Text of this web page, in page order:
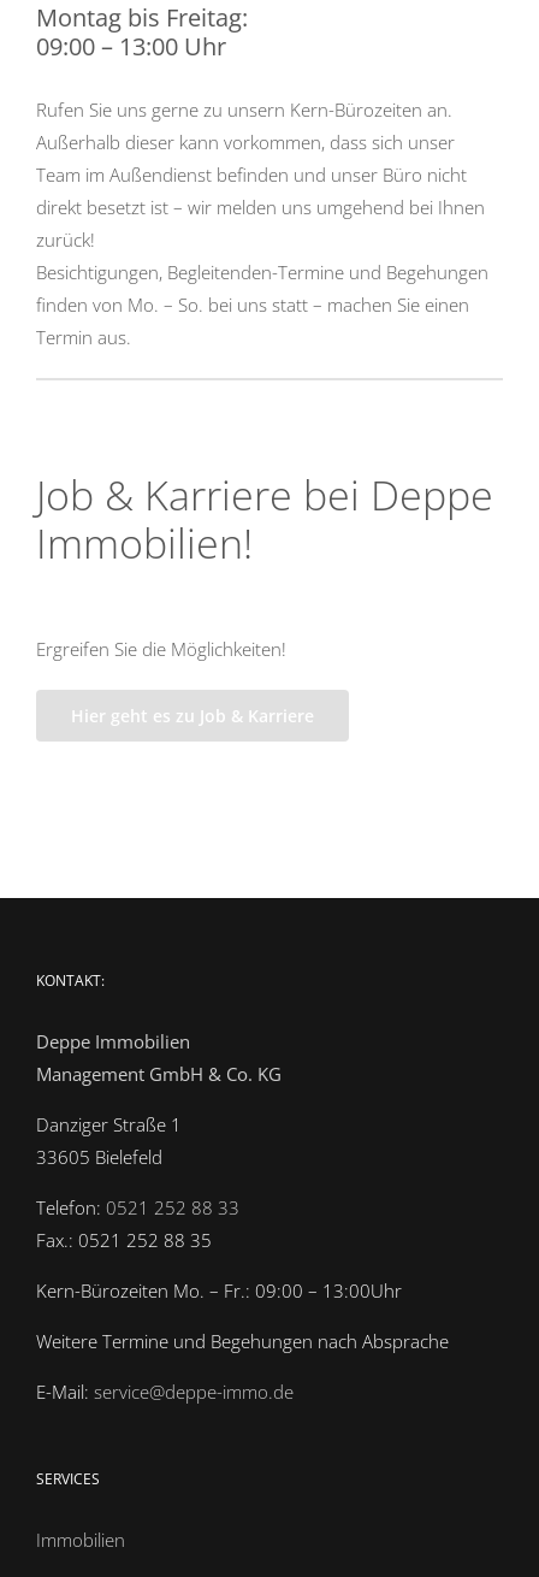
Montag bis Freitag:
09:00 – 13:00 Uhr
Rufen Sie uns gerne zu unsern Kern-Bürozeiten an.
Außerhalb dieser kann vorkommen, dass sich unser
Team im Außendienst befinden und unser Büro nicht
direkt besetzt ist – wir melden uns umgehend bei Ihnen
zurück!
Besichtigungen, Begleitenden-Termine und Begehungen
finden von Mo. – So. bei uns statt – machen Sie einen
Termin aus.
Job & Karriere bei Deppe
Immobilien!
Ergreifen Sie die Möglichkeiten!
Hier geht es zu Job & Karriere
KONTAKT:
Deppe Immobilien
Management GmbH & Co. KG
Danziger Straße 1
33605 Bielefeld
Telefon: 0521 252 88 33
Fax.: 0521 252 88 35
Kern-Bürozeiten Mo. – Fr.: 09:00 – 13:00Uhr
Weitere Termine und Begehungen nach Absprache
E-Mail: service@deppe-immo.de
SERVICES
Immobilien